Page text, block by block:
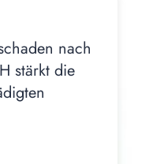
nach
stärkt die